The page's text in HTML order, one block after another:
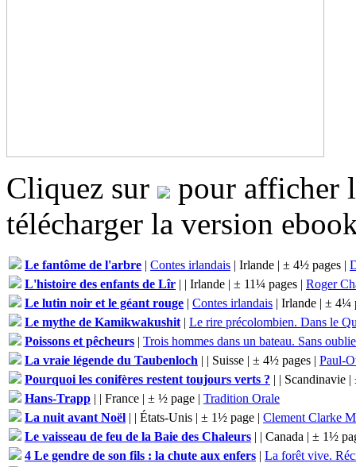
Cliquez sur
pour afficher
télécharger la version
Le fantôme de l'arbre | Contes irlandais | Irlande | ± 4½ pages |
L'histoire des enfants de Lîr | | Irlande | ± 11¼ pages | Roger
Le lutin noir et le géant rouge | Contes irlandais | Irlande | ± 4¼
Le mythe de Kamikwakushit | Le rire précolombien. Dans le
Poissons et pêcheurs | Trois hommes dans un bateau. Sans
La vraie légende du Taubenloch | | Suisse | ± 4½ pages | Paul-
Pourquoi les conifères restent toujours verts ? | | Scandinavie
Hans-Trapp | | France | ± ½ page | Tradition Orale
La nuit avant Noël | | États-Unis | ± 1½ page | Clement Clarke
Le vaisseau de feu de la Baie des Chaleurs | | Canada | ± 1½
4 Le gendre de son fils : la chute aux enfers | La forêt vive.